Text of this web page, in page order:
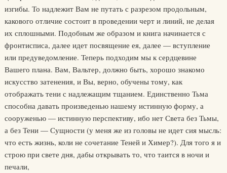
изгибы. То надлежит Вам не путать с разрезом продольным,
какового отличие состоит в проведении черт и линий, не делая
их сплошными. Подобным же образом и книга начинается с
фронтисписа, далее идет посвящение ея, далее — вступление
или предуведомление. Теперь подходим мы к сердцевине
Вашего плана. Вам, Вальтер, должно быть, хорошо знакомо
искусство затенения, и Вы, верно, обучены тому, как
отображать тени с надлежащим тщанием. Единственно Тьма
способна давать произведенью нашему истинную форму, а
сооруженью — истинную перспективу, ибо нет Света без Тьмы,
а без Тени — Сущности (у меня же из головы не идет сия мысль:
что есть жизнь, коли не сочетание Теней и Химер?). Для того я и
строю при свете дня, дабы открывать то, что таится в ночи и
печали,